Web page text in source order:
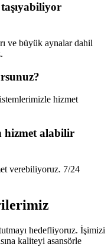
ve büyük aynalar dahil
hizmet
hizmet alabilir
verebiliyoruz. 7/24
hedefliyoruz. İşimizi
kaliteyi asansörle